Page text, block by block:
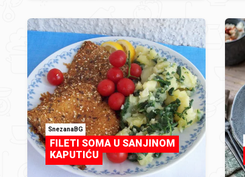
SnezanaBG
FILETI SOMA U SANJINOM
KAPUTIĆU